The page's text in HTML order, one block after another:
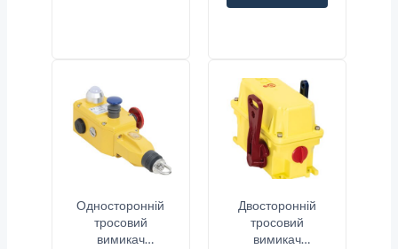
Односторонній
тросовий
вимикач
Двосторонній
тросовий
вимикач